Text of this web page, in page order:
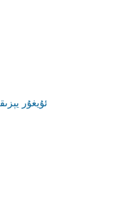
ئۇيغۇر